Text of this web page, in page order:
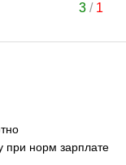
3/ 1
при норм зарплате